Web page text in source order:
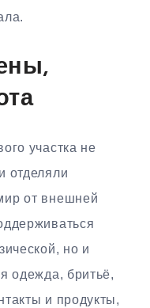
участка не
отделяли
от внешней
но и
одежда, бритьё,
и продукты,